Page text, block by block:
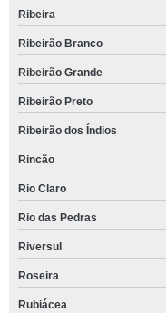
Ribeira
Ribeirão Branco
Ribeirão Grande
Ribeirão Preto
Ribeirão dos Índios
Rincão
Rio Claro
Rio das Pedras
Riversul
Roseira
Rubiácea